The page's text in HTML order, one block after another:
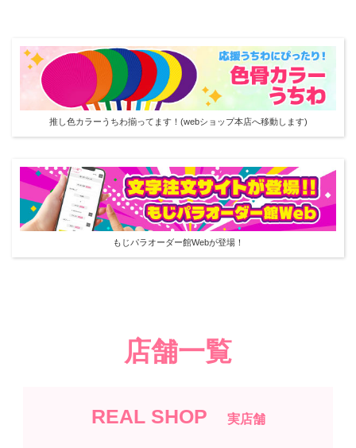
推し色カラーうちわ揃ってます！(webショップ本店へ移動します)
もじパラオーダー館Webが登場！
店舗一覧
REAL SHOP 実店舗